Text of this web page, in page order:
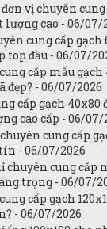
vị chuyên
lượng cao - 06/07/
cung cấp gạch
top đầu - 06/07/
cấp mẫu gạch
- 06/07/2026
cấp gạch 40x80
cao cấp - 06/07/
cung cấp
- 06/07/2026
chuyên cung cấp
trọng - 06/07/
cấp gạch
- 06/07/2026